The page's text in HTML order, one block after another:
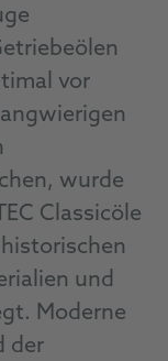
vor
wurde
Classicöle
und
Moderne
der